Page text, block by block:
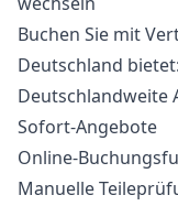
Buchen Sie mit
Deutschland bietet:
Deutschlandweite
Sofort-Angebote
Online-
Manuelle